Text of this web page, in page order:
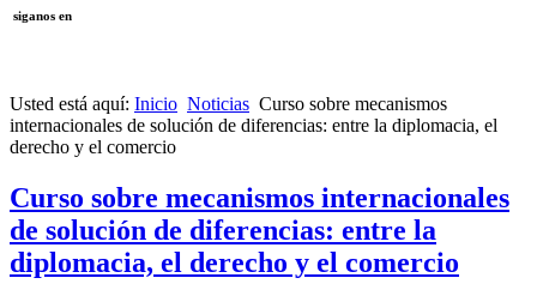
siganos en
Usted está aquí: Inicio Noticias Curso sobre mecanismos
internacionales de solución de diferencias: entre la diplomacia, el
derecho y el comercio
Curso sobre mecanismos internacionales
de solución de diferencias: entre la
diplomacia, el derecho y el comercio